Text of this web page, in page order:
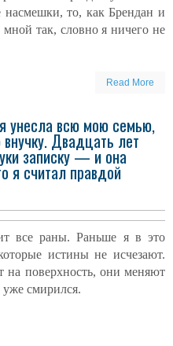
то, как Брендан и
мной так, словно я ничего не
Read More
унесла всю мою семью,
Двадцать лет
записку — и она
я считал правдой
все раны. Раньше я в это
истины не исчезают.
поверхность, они меняют
уже смирился.